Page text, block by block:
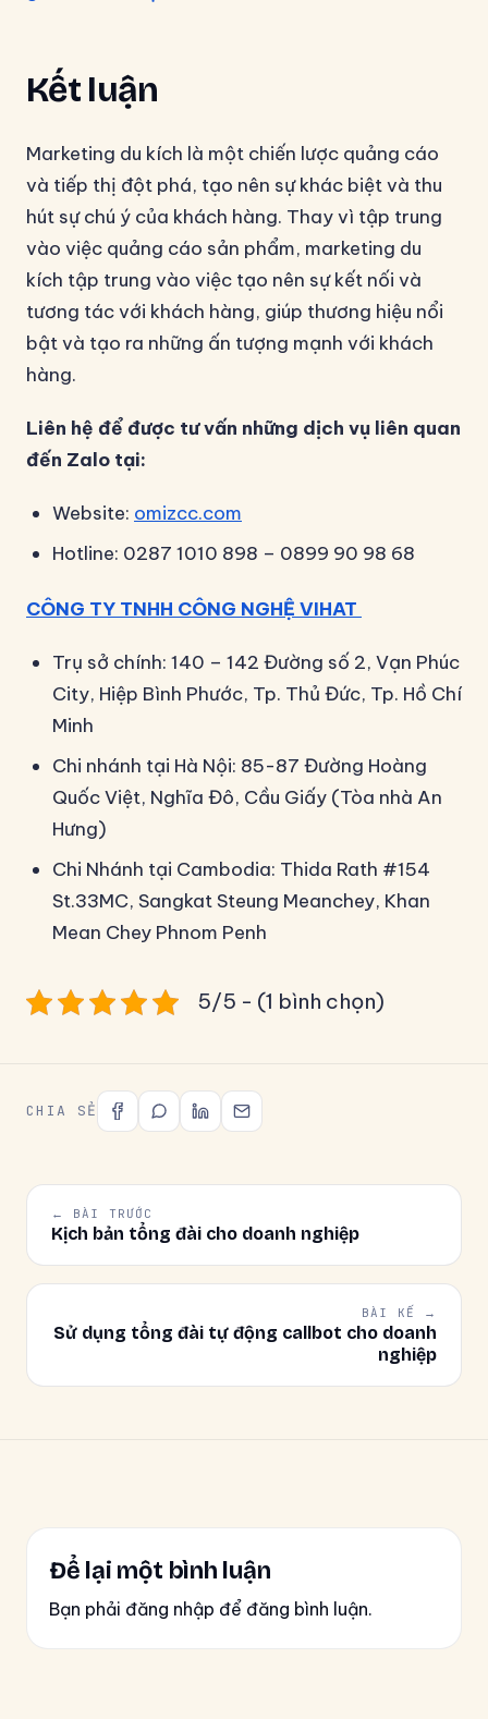
Kết luận
Marketing du kích là một chiến lược quảng cáo
và tiếp thị đột phá, tạo nên sự khác biệt và thu
hút sự chú ý của khách hàng. Thay vì tập trung
vào việc quảng cáo sản phẩm, marketing du
kích tập trung vào việc tạo nên sự kết nối và
tương tác với khách hàng, giúp thương hiệu nổi
bật và tạo ra những ấn tượng mạnh với khách
hàng.
Liên hệ để được tư vấn những dịch vụ liên quan
đến Zalo tại:
Website: omizcc.com
Hotline: 0287 1010 898 – 0899 90 98 68
CÔNG TY TNHH CÔNG NGHỆ VIHAT
Trụ sở chính: 140 – 142 Đường số 2, Vạn Phúc
City, Hiệp Bình Phước, Tp. Thủ Đức, Tp. Hồ Chí
Minh
Chi nhánh tại Hà Nội: 85-87 Đường Hoàng
Quốc Việt, Nghĩa Đô, Cầu Giấy (Tòa nhà An
Hưng)
Chi Nhánh tại Cambodia: Thida Rath #154
St.33MC, Sangkat Steung Meanchey, Khan
Mean Chey Phnom Penh
5/5 - (1 bình chọn)
CHIA SẺ
← BÀI TRƯỚC
Kịch bản tổng đài cho doanh nghiệp
BÀI KẾ →
Sử dụng tổng đài tự động callbot cho doanh
nghiệp
Để lại một bình luận
Bạn phải đăng nhập để đăng bình luận.